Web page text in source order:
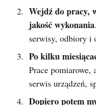
Wejdź do pracy,
jakość wykonania
serwisy, odbiory i
Po kilku
Prace pomiarowe,
serwis urządzeń,
Dopiero potem